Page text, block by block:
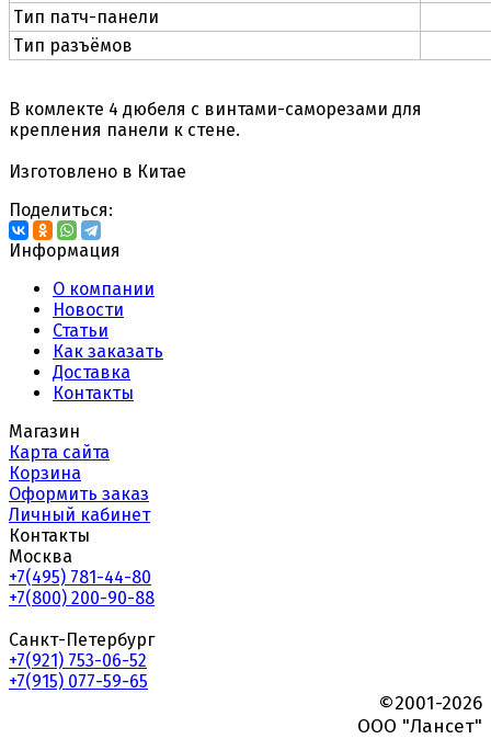
Тип патч-панели
Тип разъёмов
В комлекте 4 дюбеля с винтами-саморезами для
крепления панели к стене.
Изготовлено в Китае
Поделиться:
Информация
О компании
Новости
Статьи
Как заказать
Доставка
Контакты
Магазин
Карта сайта
Корзина
Оформить заказ
Личный кабинет
Контакты
Москва
+7(495) 781-44-80
+7(800) 200-90-88
Санкт-Петербург
+7(921) 753-06-52
+7(915) 077-59-65
©2001-2026
ООО "Лансет"